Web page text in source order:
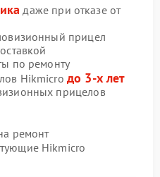
даже при отказе от
прицел
по ремонту
Hikmicro до 3-х лет
прицелов
ремонт
Hikmicro